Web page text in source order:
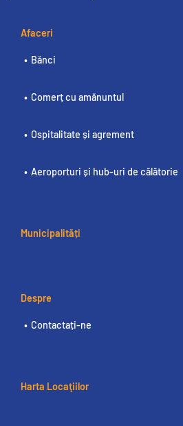
Afaceri
Bănci
Comerț cu amănuntul
Ospitalitate și agrement
Aeroporturi și hub-uri de călătorie
Municipalități
Despre
Contactați-ne
Harta Locaţiilor